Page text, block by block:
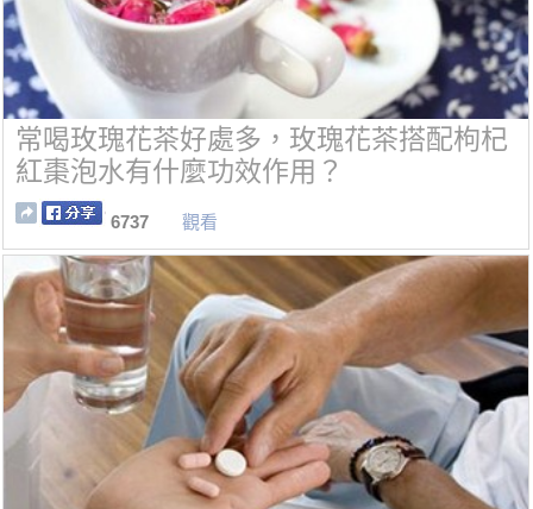
常喝玫瑰花茶好處多，玫瑰花茶搭配枸杞
紅棗泡水有什麼功效作用？
6737 觀看